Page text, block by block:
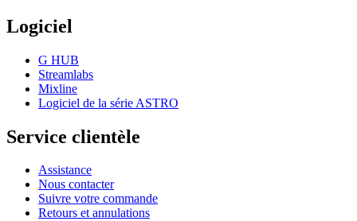
Logiciel
G HUB
Streamlabs
Mixline
Logiciel de la série ASTRO
Service clientèle
Assistance
Nous contacter
Suivre votre commande
Retours et annulations